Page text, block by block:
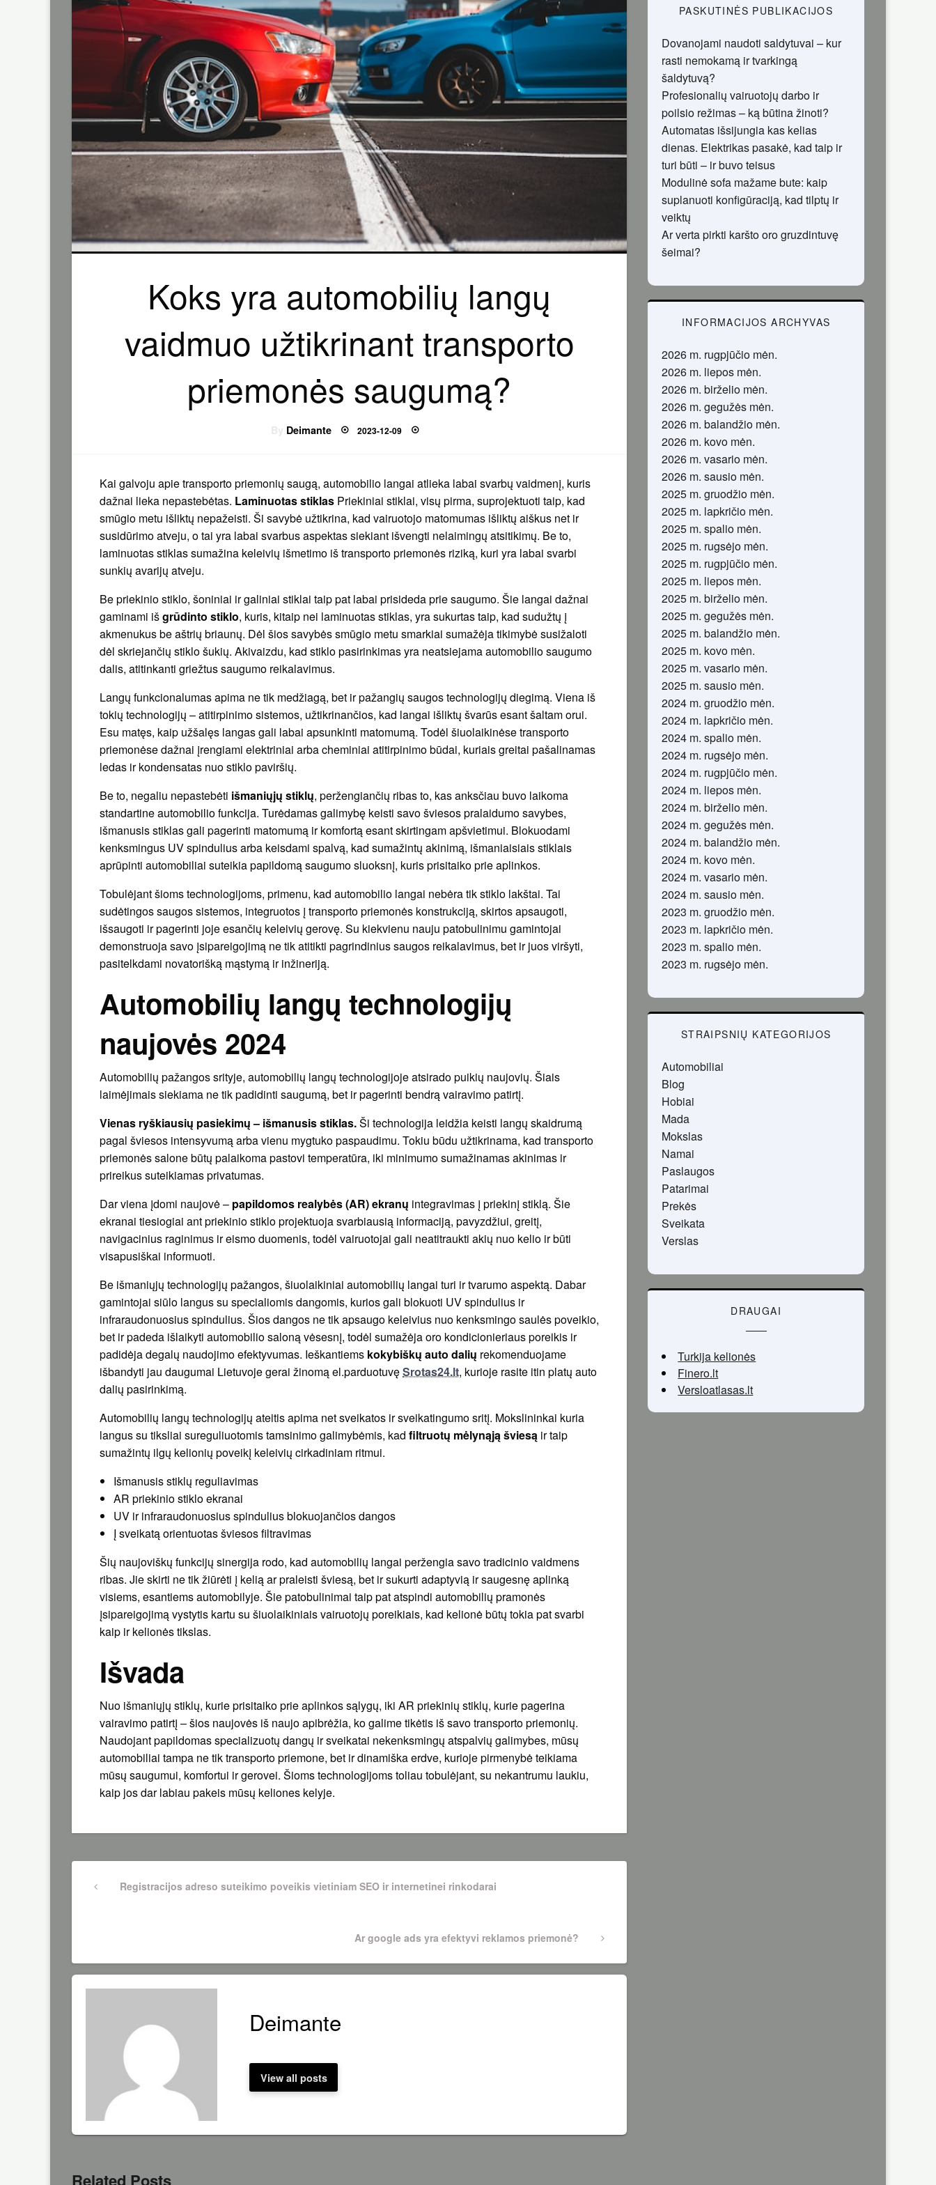
Koks yra automobilių langų
vaidmuo užtikrinant transporto
priemonės saugumą?
Deimante Posted
on
2023-12-09
Kai galvoju apie transporto priemonių saugą, automobilio langai atlieka labai svarbų vaidmenį, kuris
dažnai lieka nepastebėtas. Laminuotas stiklas Priekiniai stiklai, visų pirma, suprojektuoti taip, kad
smūgio metu išliktų nepažeisti. Ši savybė užtikrina, kad vairuotojo matomumas išliktų aiškus net ir
susidūrimo atveju, o tai yra labai svarbus aspektas siekiant išvengti nelaimingų atsitikimų. Be to,
laminuotas stiklas sumažina keleivių išmetimo iš transporto priemonės riziką, kuri yra labai svarbi
sunkių avarijų atveju.
Be priekinio stiklo, šoniniai ir galiniai stiklai taip pat labai prisideda prie saugumo. Šie langai dažnai
gaminami išgrūdinto stiklo, kuris, kitaip nei laminuotas stiklas, yra sukurtas taip, kad sudužtų į
akmenukus be aštrių briaunų. Dėl šios savybės smūgio metu smarkiai sumažėja tikimybė susižaloti
dėl skriejančių stiklo šukių. Akivaizdu, kad stiklo pasirinkimas yra neatsiejama automobilio saugumo
dalis, atitinkanti griežtus saugumo reikalavimus.
Langų funkcionalumas apima ne tik medžiagą, bet ir pažangių saugos technologijų diegimą. Viena iš
tokių technologijų – atitirpinimo sistemos, užtikrinančios, kad langai išliktų švarūs esant šaltam orui.
Esu matęs, kaip užšalęs langas gali labai apsunkinti matomumą. Todėl šiuolaikinėse transporto
priemonėse dažnai įrengiami elektriniai arba cheminiai atitirpinimo būdai, kuriais greitai pašalinamas
ledas ir kondensatas nuo stiklo paviršių.
Be to, negaliu nepastebėti išmaniųjų stiklų, peržengiančių ribas to, kas anksčiau buvo laikoma
standartine automobilio funkcija. Turėdamas galimybę keisti savo šviesos pralaidumo savybes,
išmanusis stiklas gali pagerinti matomumą ir komfortą esant skirtingam apšvietimui. Blokuodami
kenksmingus UV spindulius arba keisdami spalvą, kad sumažintų akinimą, išmaniaisiais stiklais
aprūpinti automobiliai suteikia papildomą saugumo sluoksnį, kuris prisitaiko prie aplinkos.
Tobulėjant šioms technologijoms, primenu, kad automobilio langai nebėra tik stiklo lakštai. Tai
sudėtingos saugos sistemos, integruotos į transporto priemonės konstrukciją, skirtos apsaugoti,
išsaugoti ir pagerinti joje esančių keleivių gerovę. Su kiekvienu nauju patobulinimu gamintojai
demonstruoja savo įsipareigojimą ne tik atitikti pagrindinius saugos reikalavimus, bet ir juos viršyti,
pasitelkdami novatorišką mąstymą ir inžineriją.
Automobilių langų technologijų
naujovės 2024
Automobilių pažangos srityje, automobilių langų technologijoje atsirado puikių naujovių. Šiais
laimėjimais siekiama ne tik padidinti saugumą, bet ir pagerinti bendrą vairavimo patirtį.
Vienas ryškiausių pasiekimų – išmanusis stiklas.Ši technologija leidžia keisti langų skaidrumą
pagal šviesos intensyvumą arba vienu mygtuko paspaudimu. Tokiu būdu užtikrinama, kad transporto
priemonės salone būtų palaikoma pastovi temperatūra, iki minimumo sumažinamas akinimas ir
prireikus suteikiamas privatumas.
Dar viena įdomi naujovė – papildomos realybės (AR) ekranų integravimas į priekinį stiklą. Šie
ekranai tiesiogiai ant priekinio stiklo projektuoja svarbiausią informaciją, pavyzdžiui, greitį,
navigacinius raginimus ir eismo duomenis, todėl vairuotojai gali neatitraukti akių nuo kelio ir būti
visapusiškai informuoti.
Be išmaniųjų technologijų pažangos, šiuolaikiniai automobilių langai turi ir tvarumo aspektą. Dabar
gamintojai siūlo langus su specialiomis dangomis, kurios gali blokuoti UV spindulius ir
infraraudonuosius spindulius. Šios dangos ne tik apsaugo keleivius nuo kenksmingo saulės poveikio,
bet ir padeda išlaikyti automobilio saloną vėsesnį, todėl sumažėja oro kondicionieriaus poreikis ir
padidėja degalų naudojimo efektyvumas. Ieškantiems kokybiškų auto dalių rekomenduojame
išbandyti jau daugumai Lietuvoje gerai žinomą el.parduotuvęSrotas24.lt, kurioje rasite itin platų auto
dalių pasirinkimą.
Automobilių langų technologijų ateitis apima net sveikatos ir sveikatingumo sritį. Mokslininkai kuria
langus su tiksliai sureguliuotomis tamsinimo galimybėmis, kad filtruotų mėlynąją šviesą ir taip
sumažintų ilgų kelionių poveikį keleivių cirkadiniam ritmui.
Išmanusis stiklų reguliavimas
AR priekinio stiklo ekranai
UV ir infraraudonuosius spindulius blokuojančios dangos
Į sveikatą orientuotas šviesos filtravimas
Šių naujoviškų funkcijų sinergija rodo, kad automobilių langai peržengia savo tradicinio vaidmens
ribas. Jie skirti ne tik žiūrėti į kelią ar praleisti šviesą, bet ir sukurti adaptyvią ir saugesnę aplinką
visiems, esantiems automobilyje. Šie patobulinimai taip pat atspindi automobilių pramonės
įsipareigojimą vystytis kartu su šiuolaikiniais vairuotojų poreikiais, kad kelionė būtų tokia pat svarbi
kaip ir kelionės tikslas.
Išvada
Nuo išmaniųjų stiklų, kurie prisitaiko prie aplinkos sąlygų, iki AR priekinių stiklų, kurie pagerina
vairavimo patirtį – šios naujovės iš naujo apibrėžia, ko galime tikėtis iš savo transporto priemonių.
Naudojant papildomas specializuotų dangų ir sveikatai nekenksmingų atspalvių galimybes, mūsų
automobiliai tampa ne tik transporto priemone, bet ir dinamiška erdve, kurioje pirmenybė teikiama
mūsų saugumui, komfortui ir gerovei. Šioms technologijoms toliau tobulėjant, su nekantrumu laukiu,
kaip jos dar labiau pakeis mūsų keliones kelyje.
Navigacija
įrašų
PreviousRegistracijos adreso suteikimo poveikis vietiniam SEO ir internetinei rinkodarai
Next
Ar google ads yra efektyvi reklamos priemonė?
Deimante
View all posts
Related Posts
PASKUTINĖS PUBLIKACIJOS
Dovanojami naudoti saldytuvai – kur
rasti nemokamą ir tvarkingą
šaldytuvą?
Profesionalių vairuotojų darbo ir
poilsio režimas – ką būtina žinoti?
Automatas išsijungia kas kelias
dienas. Elektrikas pasakė, kad taip ir
turi būti – ir buvo teisus
Modulinė sofa mažame bute: kaip
suplanuoti konfigūraciją, kad tilptų ir
veiktų
Ar verta pirkti karšto oro gruzdintuvę
šeimai?
INFORMACIJOS ARCHYVAS
2026 m. rugpjūčio mėn.
2026 m. liepos mėn.
2026 m. birželio mėn.
2026 m. gegužės mėn.
2026 m. balandžio mėn.
2026 m. kovo mėn.
2026 m. vasario mėn.
2026 m. sausio mėn.
2025 m. gruodžio mėn.
2025 m. lapkričio mėn.
2025 m. spalio mėn.
2025 m. rugsėjo mėn.
2025 m. rugpjūčio mėn.
2025 m. liepos mėn.
2025 m. birželio mėn.
2025 m. gegužės mėn.
2025 m. balandžio mėn.
2025 m. kovo mėn.
2025 m. vasario mėn.
2025 m. sausio mėn.
2024 m. gruodžio mėn.
2024 m. lapkričio mėn.
2024 m. spalio mėn.
2024 m. rugsėjo mėn.
2024 m. rugpjūčio mėn.
2024 m. liepos mėn.
2024 m. birželio mėn.
2024 m. gegužės mėn.
2024 m. balandžio mėn.
2024 m. kovo mėn.
2024 m. vasario mėn.
2024 m. sausio mėn.
2023 m. gruodžio mėn.
2023 m. lapkričio mėn.
2023 m. spalio mėn.
2023 m. rugsėjo mėn.
STRAIPSNIŲ KATEGORIJOS
Automobiliai
Blog
Hobiai
Mada
Mokslas
Namai
Paslaugos
Patarimai
Prekės
Sveikata
Verslas
DRAUGAI
Turkija kelionės
Finero.lt
Versloatlasas.lt